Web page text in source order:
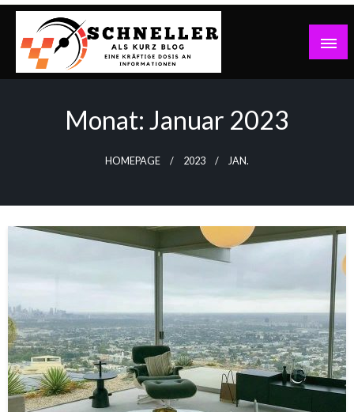
Skip
content
Eine kräftige Dosis an Informationen
Monat: Januar 2023
HOMEPAGE 2023 JAN.